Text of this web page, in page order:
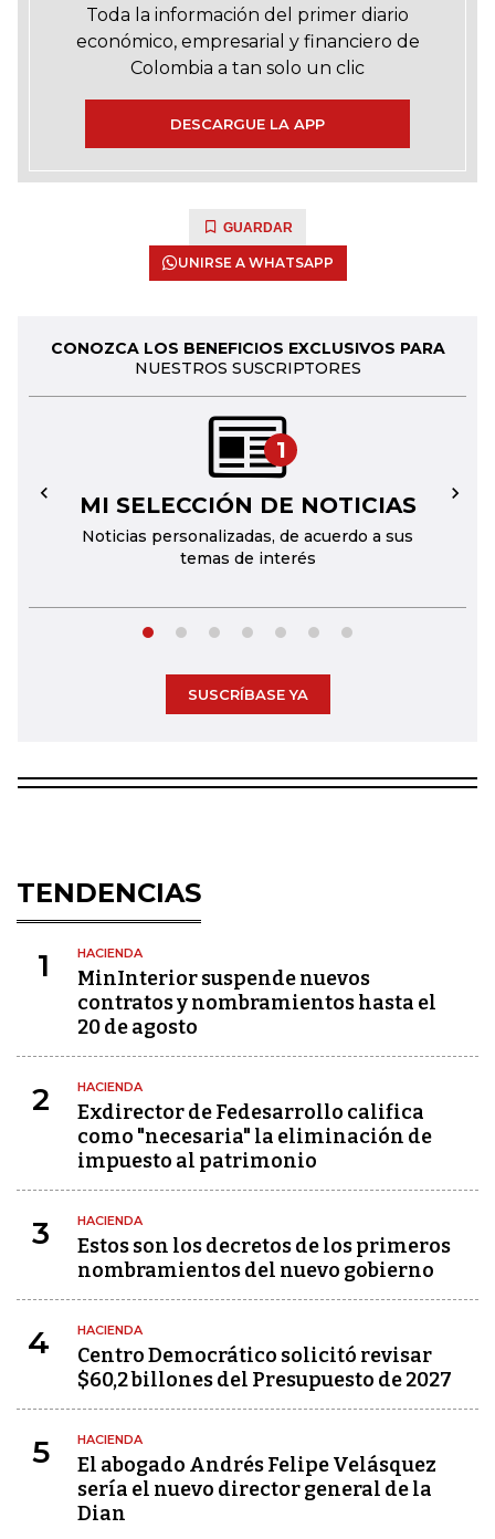
Toda la información del primer diario
económico, empresarial y financiero de
Colombia a tan solo un clic
DESCARGUE LA APP
GUARDAR
UNIRSE A WHATSAPP
CONOZCA LOS BENEFICIOS EXCLUSIVOS PARA
NUESTROS SUSCRIPTORES
1
MI SELECCIÓN DE NOTICIAS
Noticias personalizadas, de acuerdo a sus
temas de interés
← →
SUSCRÍBASE YA
TENDENCIAS
1 HACIENDA
MinInterior suspende nuevos
contratos y nombramientos hasta el
20 de agosto
2 HACIENDA
Exdirector de Fedesarrollo califica
como "necesaria" la eliminación de
impuesto al patrimonio
3 HACIENDA
Estos son los decretos de los primeros
nombramientos del nuevo gobierno
4 HACIENDA
Centro Democrático solicitó revisar
$60,2 billones del Presupuesto de 2027
5 HACIENDA
El abogado Andrés Felipe Velásquez
sería el nuevo director general de la
Dian